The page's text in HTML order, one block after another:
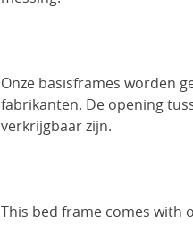
Onze basisframes worden
fabrikanten. De opening
verkrijgbaar zijn.
This bed frame comes with